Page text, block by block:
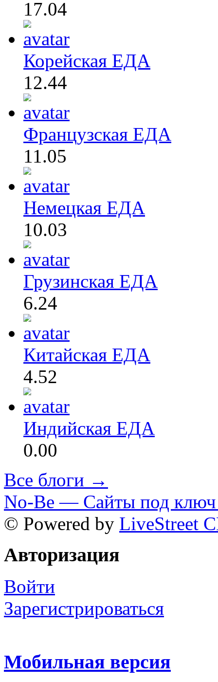
17.04
Корейская ЕДА
12.44
Французская ЕДА
11.05
Немецкая ЕДА
10.03
Грузинская ЕДА
6.24
Китайская ЕДА
4.52
Индийская ЕДА
0.00
Все блоги →
No-Be — Сайты под ключ
© Powered by LiveStreet
Авторизация
Войти
Зарегистрироваться
Мобильная версия